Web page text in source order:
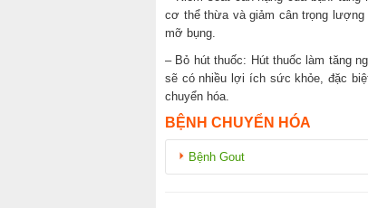
cơ thể thừa và giảm cân trọng lượng
mỡ bụng.
– Bỏ hút thuốc: Hút thuốc làm tăng
sẽ có nhiều lợi ích sức khỏe, đặc
chuyển hóa.
BỆNH CHUYỂN HÓA
Bệnh Gout